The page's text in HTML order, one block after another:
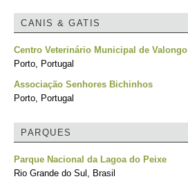
CANIS & GATIS
Centro Veterinário Municipal de Valongo
Porto, Portugal
Associação Senhores Bichinhos
Porto, Portugal
PARQUES
Parque Nacional da Lagoa do Peixe
Rio Grande do Sul, Brasil